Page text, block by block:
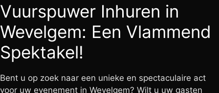
Vuurspuwer Inhuren in
Wevelgem: Een Vlammend
Spektakel!
Bent u op zoek naar een unieke en spectaculaire act
voor uw evenement in Wevelgem? Wilt u uw gasten